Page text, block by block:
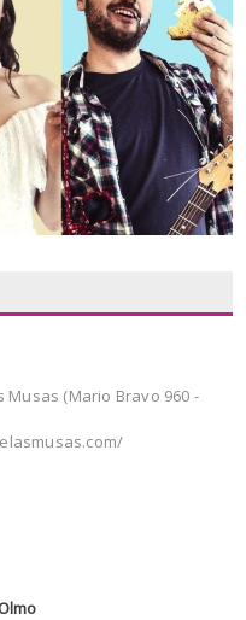
Musas (Mario Bravo 960 -